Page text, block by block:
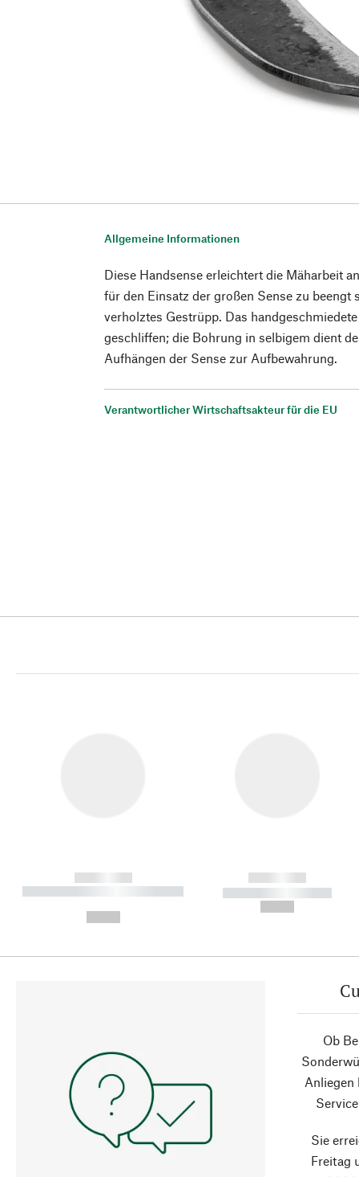
Allgemeine Informationen
Diese Handsense erleichtert die Mäharbeit
für den Einsatz der großen Sense zu beengt
verholztes Gestrüpp. Das
geschliffen; die Bohrung in selbigem dient
Aufhängen der Sense zur Aufbewahrung.
Verantwortlicher Wirtschaftsakteur für die EU
------------
----------- ----------- ----------
------------
----------- -----------
Ob
Anliegen
Sie
Freitag